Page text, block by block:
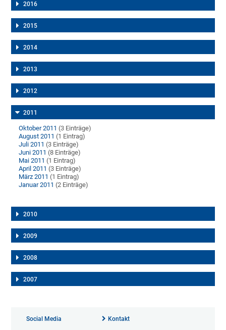
2016
2015
2014
2013
2012
2011
Oktober 2011 (3 Einträge)
August 2011 (1 Eintrag)
Juli 2011 (3 Einträge)
Juni 2011 (8 Einträge)
Mai 2011 (1 Eintrag)
April 2011 (3 Einträge)
März 2011 (1 Eintrag)
Januar 2011 (2 Einträge)
2010
2009
2008
2007
Social Media Kontakt